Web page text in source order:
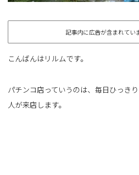
記事内に広告が含まれてい
こんばんはリルムです。
パチンコ店っていうのは、毎日ひっき
人が来店します。